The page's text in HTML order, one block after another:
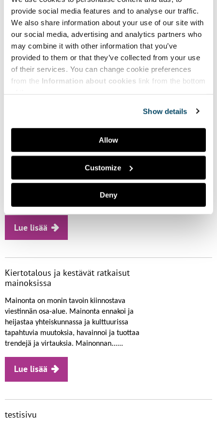
provide social media features and to analyse our traffic.
We also share information about your use of our site with
our social media, advertising and analytics partners who
may combine it with other information that you’ve
provided to them or that they’ve collected from your use
of their services. You can change cookie preferences
from the Information about cookies link from the bottom
Show details
Allow
Customize
Deny
Kiertotaloussymposium
Tampereella 11.11.2021. Symposiumin
tavoitteena on vauhdittaa Suomen......
Lue lisää
Harry Potter?
Teksti on julkaistu Uusiouutisissa
4.5.2021.Muistatko kuuluisan Potter-trion,
Harryn, Ronin ja Hermionen, joiden
mahdottomalta tuntuvana haasteena oli
pelastaa maailma pimeältä taikuudelta ja
Lue lisää
Kiertotalous ja kestävät ratkaisut
mainoksissa
Mainonta on monin tavoin kiinnostava
viestinnän osa-alue. Mainonta ennakoi ja
heijastaa yhteiskunnassa ja kulttuurissa
tapahtuvia muutoksia, havainnoi ja tuottaa
trendejä ja virtauksia. Mainonnan......
Lue lisää
testisivu